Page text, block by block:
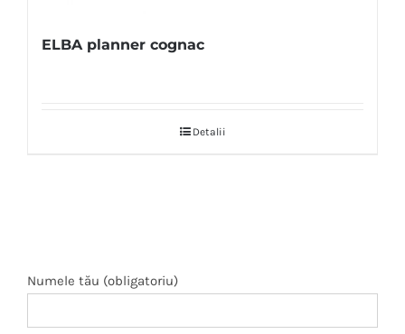
ELBA planner cognac
Detalii
Numele tău (obligatoriu)